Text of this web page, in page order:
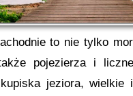
to nie tylko
pojezierza i
jeziora, wielkie